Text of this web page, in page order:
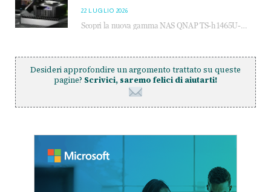
22 LUGLIO 2026
Scopri la nuova gamma NAS QNAP TS-h1465U-RP, TS-h1065eU e TS-h665U: storage aziendale con ZFS, DDR5, E1.S NVMe e connettività 2.5GbE per backup, virtualizzazione e cybersecurity.
Desideri approfondire un argomento trattato su queste
pagine? Scrivici, saremo felici di aiutarti!